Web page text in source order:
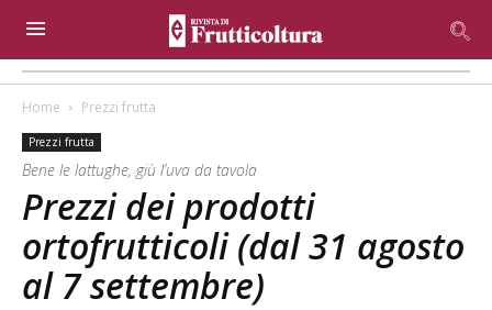
Home Prezzi frutta
Prezzi frutta
Bene le lattughe, giù l’uva da tavola
Prezzi dei prodotti
ortofrutticoli (dal 31 agosto
al 7 settembre)